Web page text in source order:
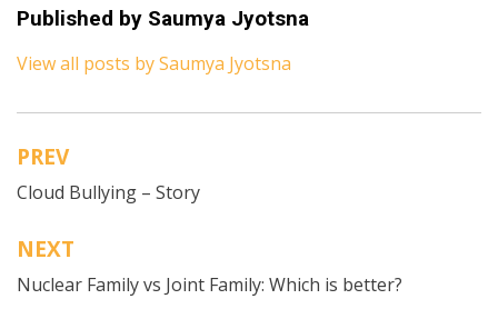
Published by Saumya Jyotsna
View all posts by Saumya Jyotsna
Post
navigation
PREV
Cloud Bullying – Story
NEXT
Nuclear Family vs Joint Family: Which is better?